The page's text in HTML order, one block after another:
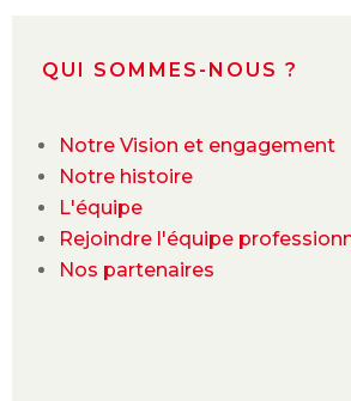
QUI SOMMES-NOUS ?
Notre Vision et engagement
Notre histoire
L'équipe
Rejoindre l'équipe
Nos partenaires